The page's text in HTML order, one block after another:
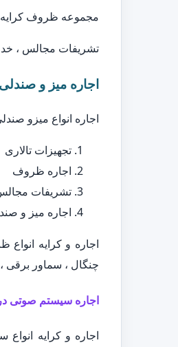
مجموعه ظروف کرایه
تشریفات مجالس ،
اجاره میز و صندلی
اجاره انواع میزو
تجهیزات تالاری
اجاره ظروف
تشریفات
اجاره میز و
اجاره و کرایه
چنگال ، سماور برقی
اجاره سیستم صوتی در